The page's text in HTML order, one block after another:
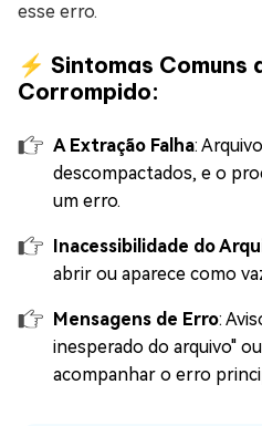
esse erro.
⚡ Sintomas Comuns
Corrompido:
A Extração Falha:
descompactados, e o
um erro.
Inacessibilidade do
abrir ou aparece como
Mensagens de Erro:
inesperado do arquivo"
acompanhar o erro